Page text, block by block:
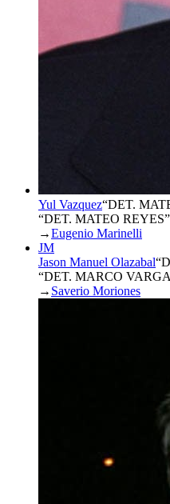
Yul Vazquez“DET.
“DET. MATEO REYES”
→Eugenio Marinelli
JM
Jason Manuel Olazabal“
“DET. MARCO
→ Saverio Moriones